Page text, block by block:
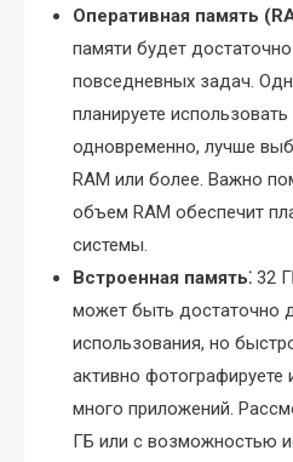
Оперативная память
памяти будет
повседневных задач.
планируете
одновременно, лучше
RAM или более. Важно
объем RAM обеспечит
системы.
Встроенная память⁚ 32
может быть достаточно
использования, но
активно фотографируете
много приложений.
ГБ или с возможностью